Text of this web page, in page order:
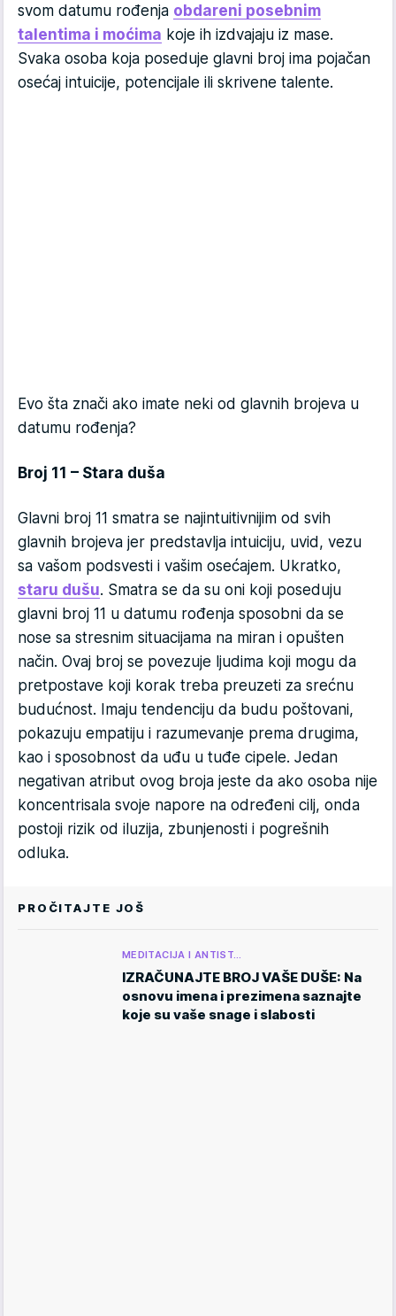
svom datumu rođenja obdareni posebnim
talentima i moćima koje ih izdvajaju iz mase.
Svaka osoba koja poseduje glavni broj ima pojačan
osećaj intuicije, potencijale ili skrivene talente.
Evo šta znači ako imate neki od glavnih brojeva u
datumu rođenja?
Broj 11 – Stara duša
Glavni broj 11 smatra se najintuitivnijim od svih
glavnih brojeva jer predstavlja intuiciju, uvid, vezu
sa vašom podsvesti i vašim osećajem. Ukratko,
staru dušu. Smatra se da su oni koji poseduju
glavni broj 11 u datumu rođenja sposobni da se
nose sa stresnim situacijama na miran i opušten
način. Ovaj broj se povezuje ljudima koji mogu da
pretpostave koji korak treba preuzeti za srećnu
budućnost. Imaju tendenciju da budu poštovani,
pokazuju empatiju i razumevanje prema drugima,
kao i sposobnost da uđu u tuđe cipele. Jedan
negativan atribut ovog broja jeste da ako osoba nije
koncentrisala svoje napore na određeni cilj, onda
postoji rizik od iluzija, zbunjenosti i pogrešnih
odluka.
PROČITAJTE JOŠ
MEDITACIJA I ANTIST…
IZRAČUNAJTE BROJ VAŠE DUŠE: Na
osnovu imena i prezimena saznajte
koje su vaše snage i slabosti